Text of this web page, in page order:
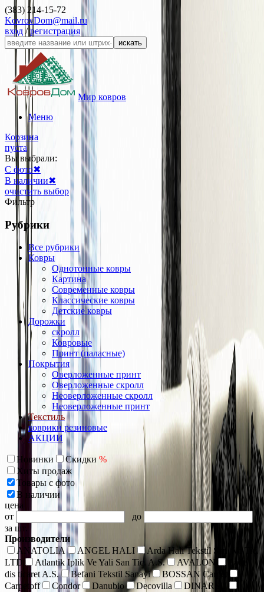
(383) 214-15-72
KovrovDom@mail.ru
вход/регистрация
искать
Мир ковров
Меню
Корзина
пуста
Вы выбрали:
С фото✖
В наличии✖
очистить выбор
Фильтр
Рубрики
Все рубрики
Ковры
Однотонные ковры
Картина
Современные ковры
Классические ковры
Детские ковры
Дорожки
скролл
Ковровые
Принт (паласные)
Покрытия
Оверложенные принт
Оверложенные скролл
Неоверложенные скролл
Неоверложенные принт
Текстиль
коврики резиновые
АКЦИИ
Новинки Скидки %
Хиты продаж
Товары с фото
В наличии
цена
от
до
за шт.
Производители
ANATOLIA
ANGEL HALI
Arda Hali Tekstil San. Ve Tic.
LTD
Atlantik Iplik Ve Yali San Tic. A.S. AVALON
Bade
dis ticaret A.S.
Befani Tekstil Sanayi
BOSSAN Carpet
Carpetoff
Condor Danubio Decovilla
DINARSU